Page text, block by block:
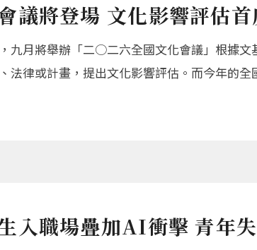
議將登場 文化影響評估
九月將舉辦「二○二六全國文化會議」根據
法律或計畫，提出文化影響評估。而今年的
入職場疊加AI衝擊 青年